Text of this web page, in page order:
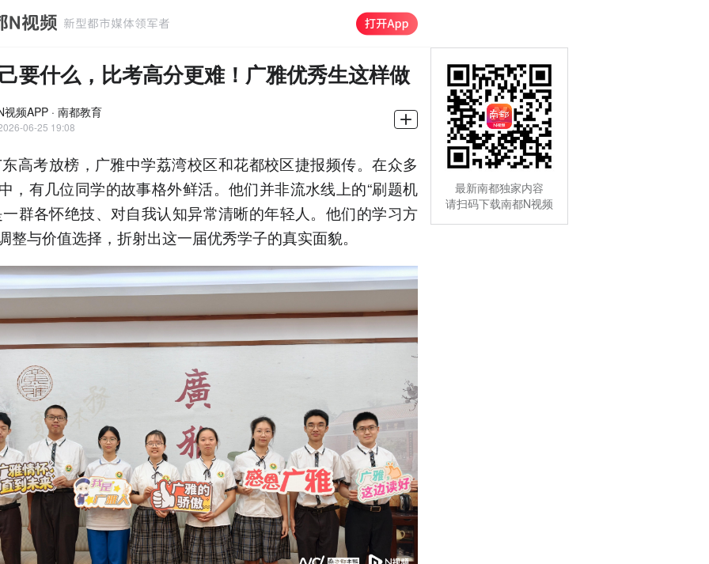
要什么，比考高分更难！广雅优秀生这样做
视频APP · 南都教育
06-25 19:08
高考放榜，广雅中学荔湾校区和花都校区捷报频传。在众多
，有几位同学的故事格外鲜活。他们并非流水线上的“刷题机
一群各怀绝技、对自我认知异常清晰的年轻人。他们的学习方
整与价值选择，折射出这一届优秀学子的真实面貌。
最新南都独家内容
请扫码下载南都N视频